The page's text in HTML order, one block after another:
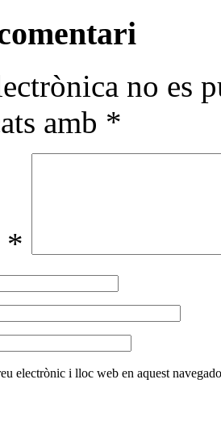
no es
amb *
*
electrònic i lloc web en aquest